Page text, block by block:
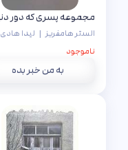
الستر هامفریز | لیدا هادی
ناموجود
به من خبر بده